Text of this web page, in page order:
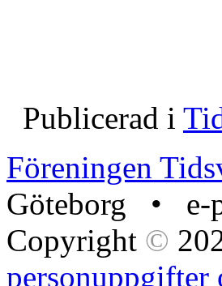
Publicerad i
Föreningen
Göteborg • e-
Copyright ©
personuppgifter